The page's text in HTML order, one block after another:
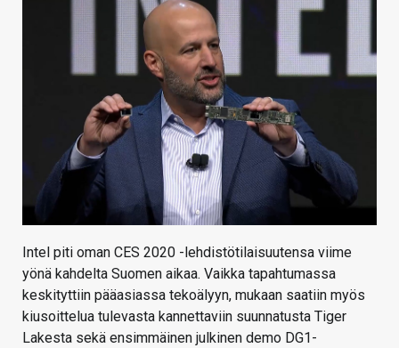
Intel piti oman CES 2020 -lehdistötilaisuutensa viime
yönä kahdelta Suomen aikaa. Vaikka tapahtumassa
keskityttiin pääasiassa tekoälyyn, mukaan saatiin myös
kiusoittelua tulevasta kannettaviin suunnatusta Tiger
Lakesta sekä ensimmäinen julkinen demo DG1-